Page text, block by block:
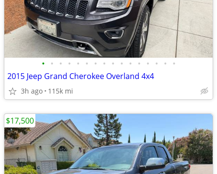
• • • • • • • • • • • • • • • •
2015 Jeep Grand Cherokee Overland 4x4
3h ago 115k mi
$17,500